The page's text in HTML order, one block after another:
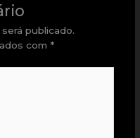
publicado.
com *